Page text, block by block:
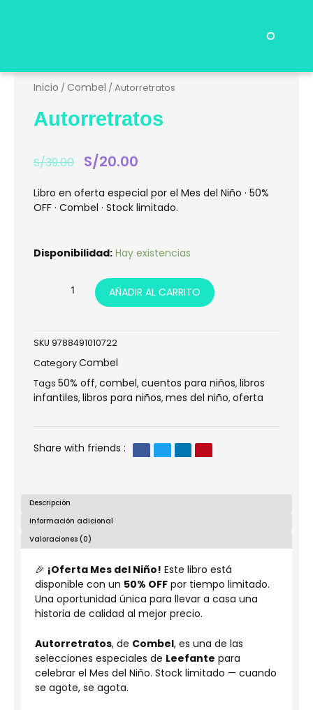
Menu
Inicio / Combel / Autorretratos
Autorretratos
S/39.00
El
precio
original
era:
S/39.00.
S/20.00
actual
es:
S/20.00.
Libro en oferta especial por el Mes del Niño · 50%
OFF · Combel · Stock limitado.
Disponibilidad: Hay existencias
Autorretratos
AÑADIR AL CARRITO
SKU 9788491010722
CategoryCombel
Tags 50% off, combel, cuentos para niños, libros
infantiles, libros para niños, mes del niño, oferta
Share with friends :
Descripción
Información adicional
Valoraciones (0)
🎉 ¡Oferta Mes del Niño! Este libro está
disponible con un 50% OFF por tiempo limitado.
Una oportunidad única para llevar a casa una
historia de calidad al mejor precio.
Autorretratos, de Combel, es una de las
selecciones especiales de Leefante para
celebrar el Mes del Niño. Stock limitado — cuando
se agote, se agota.